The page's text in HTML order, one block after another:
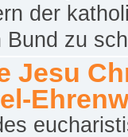
der
Bund zu
Jesu